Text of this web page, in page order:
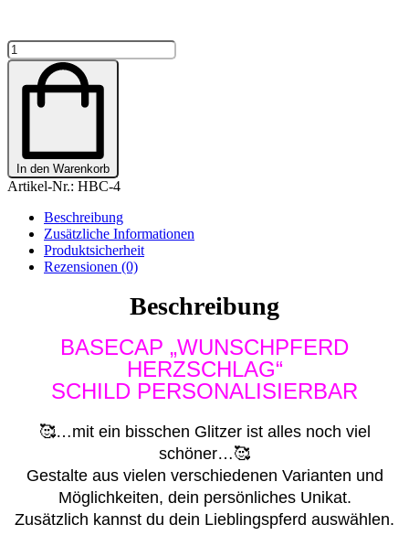
BASECAP
GLITZER
"WUNSCHPFERD
HERZSCHLAG"
PERSONALISIERBAR
In den Warenkorb
Artikel-Nr.: HBC-4
Beschreibung
Zusätzliche Informationen
Produktsicherheit
Rezensionen (0)
Beschreibung
BASECAP „WUNSCHPFERD
HERZSCHLAG“
SCHILD PERSONALISIERBAR
🥰…mit ein bisschen Glitzer ist alles noch viel
schöner…🥰
Gestalte aus vielen verschiedenen Varianten und
Möglichkeiten, dein persönliches Unikat.
Zusätzlich kannst du dein Lieblingspferd auswählen.